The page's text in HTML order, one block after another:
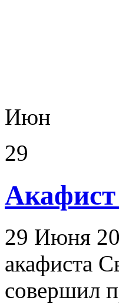
Июн
29
29 Июня
акафиста
совершил